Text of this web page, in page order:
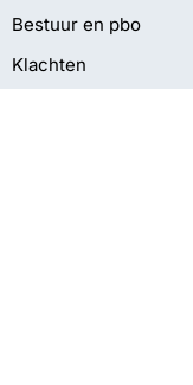
Bestuur en pbo
Klachten